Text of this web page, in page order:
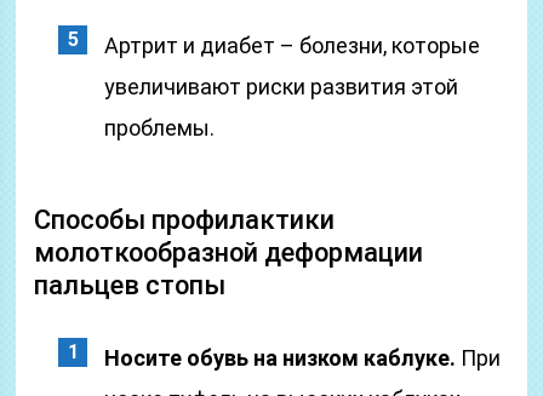
Артрит и диабет – болезни, которые
увеличивают риски развития этой
проблемы.
Способы профилактики
молоткообразной деформации
пальцев стопы
Носите обувь на низком каблуке. При